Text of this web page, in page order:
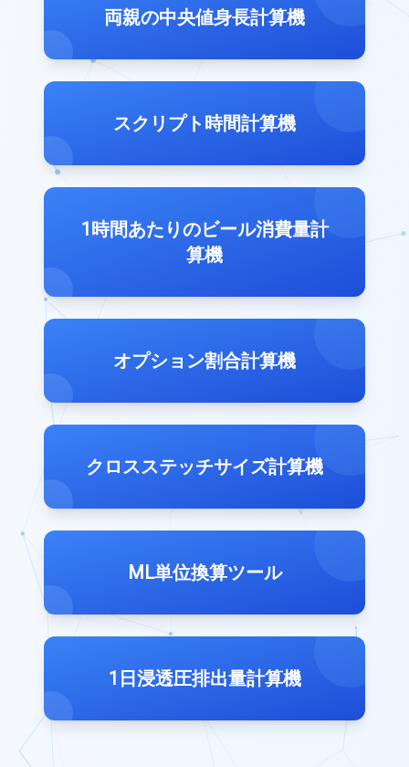
両親の中央値身長計算機
スクリプト時間計算機
1時間あたりのビール消費量計
算機
オプション割合計算機
クロスステッチサイズ計算機
ML単位換算ツール
1日浸透圧排出量計算機